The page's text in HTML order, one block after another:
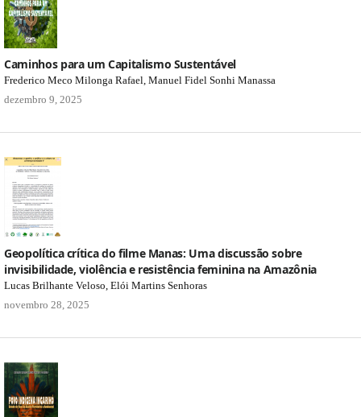
Caminhos para um Capitalismo Sustentável
Frederico Meco Milonga Rafael, Manuel Fidel Sonhi Manassa
dezembro 9, 2025
Geopolítica crítica do filme Manas: Uma discussão sobre
invisibilidade, violência e resistência feminina na Amazônia
Lucas Brilhante Veloso, Elói Martins Senhoras
novembro 28, 2025